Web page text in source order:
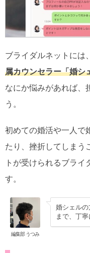
ブライダルネットには
属カウンセラー「婚シ
なにか悩みがあれば、
う。
初めての婚活や一人で
たり、挫折してしまう
トが受けられるブライ
す。
編集部 うつみ
婚シェル
まで、丁